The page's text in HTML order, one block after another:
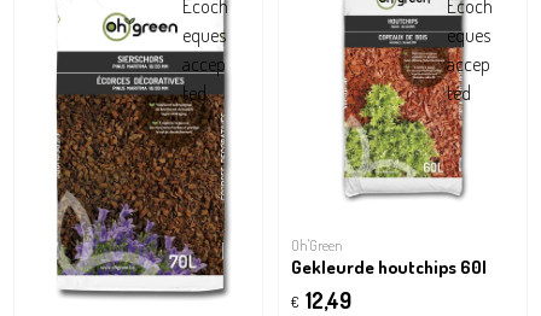
Oh'Green
Gekleurde houtchips 60l
€ 12,49